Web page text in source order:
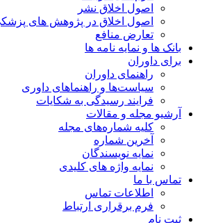
اصول اخلاق نشر
اصول اخلاق در پژوهش های پزشکی
تعارض منافع
بانک ها و نمایه نامه ها
برای داوران
راهنمای داوران
سیاست‌ها و راهنماهای داوری
فرایند رسیدگی به شکایات
آرشیو مجله و مقالات
کلیه شماره‌های مجله
آخرین شماره
نمایه نویسندگان
نمایه واژه های کلیدی
تماس با ما
اطلاعات تماس
فرم برقراری ارتباط
ثبت نام